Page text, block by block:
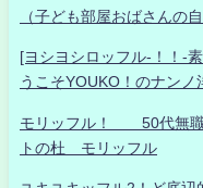
（子ども部屋おばさんの
[ヨシヨシロッフル-！！-
うこそYOUKO！のナン
モリッフル！ 50代無職
トの杜 モリッフル